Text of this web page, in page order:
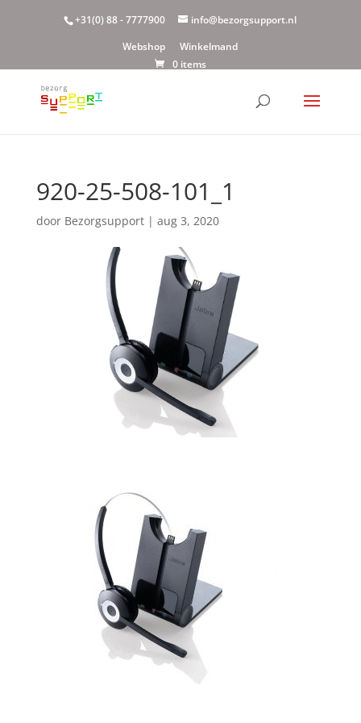
+31(0) 88 - 7777900
info@bezorgsupport.nl
Webshop
Winkelmand
0 items
920-25-508-101_1
door Bezorgsupport| aug 3, 2020